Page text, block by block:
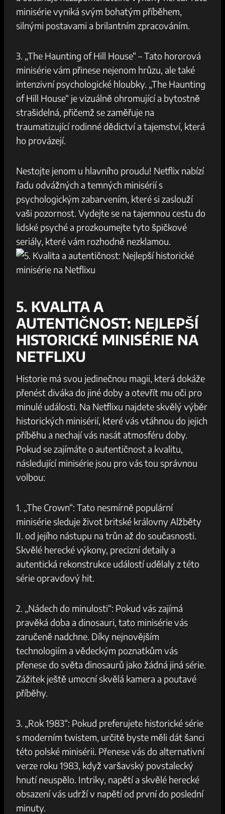
minisérie vyniká svým bohatým příběhem,
silnými postavami a brilantním zpracováním.
3. „The Haunting of Hill House“ – Tato hororová
minisérie vám přinese nejenom hrůzu, ale také
intenzivní psychologické hloubky. „The Haunting
of Hill House“ je vizuálně ohromující a bytostně
strašidelná, přičemž se zaměřuje na
traumatizující rodinné dědictví a tajemství, která
ho provázejí.
Nestojte jenom u hlavního proudu! Netflix nabízí
řadu odvážných a temných minisérií s
psychologickým zabarvením, které si zaslouží
vaši pozornost. Vydejte se na tajemnou cestu do
lidské psyché a prozkoumejte tyto špičkové
seriály, které vám rozhodně nezklamou.
5. KVALITA A
AUTENTIČNOST: NEJLEPŠÍ
HISTORICKÉ MINISÉRIE NA
NETFLIXU
Historie má svou jedinečnou magii, která dokáže
přenést diváka do jiné doby a otevřít mu oči pro
minulé události. Na Netflixu najdete skvělý výběr
historických minisérií, které vás vtáhnou do jejich
příběhu a nechají vás nasát atmosféru doby.
Pokud se zajímáte o autentičnost a kvalitu,
následující minisérie jsou pro vás tou správnou
volbou:
1. „The Crown“: Tato nesmírně populární
minisérie sleduje život britské královny Alžběty
II. od jejího nástupu na trůn až do současnosti.
Skvělé herecké výkony, precizní detaily a
autentická rekonstrukce událostí udělaly z této
série opravdový hit.
2. „Nádech do minulosti“: Pokud vás zajímá
pravěká doba a dinosauri, tato minisérie vás
zaručeně nadchne. Díky nejnovějším
technologiím a vědeckým poznatkům vás
přenese do světa dinosaurů jako žádná jiná série.
Zážitek ještě umocní skvělá kamera a poutavé
příběhy.
3. „Rok 1983“: Pokud preferujete historické série
s moderním twistem, určitě byste měli dát šanci
této polské minisérii. Přenese vás do alternativní
verze roku 1983, když varšavský povstalecký
hnutí neuspělo. Intriky, napětí a skvělé herecké
obsazení vás udrží v napětí od první do poslední
minuty.